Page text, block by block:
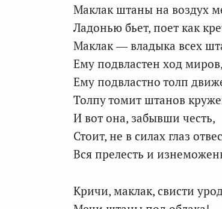
Маклак штаны на воздух
Ладонью бьет, поет как
Маклак — владыка всех
Ему подвластен ход миров,
Ему подвластно толп
Толпу томит штанов
И вот она, забывши честь,
Стоит, не в силах глаз
Вся прелесть и
Кричи, маклак, свисти